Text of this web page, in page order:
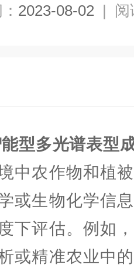
2023-08-02 | 阅
型多光谱表型
中农作物和植
或生物化学信
下评估。例如
或精准农业中